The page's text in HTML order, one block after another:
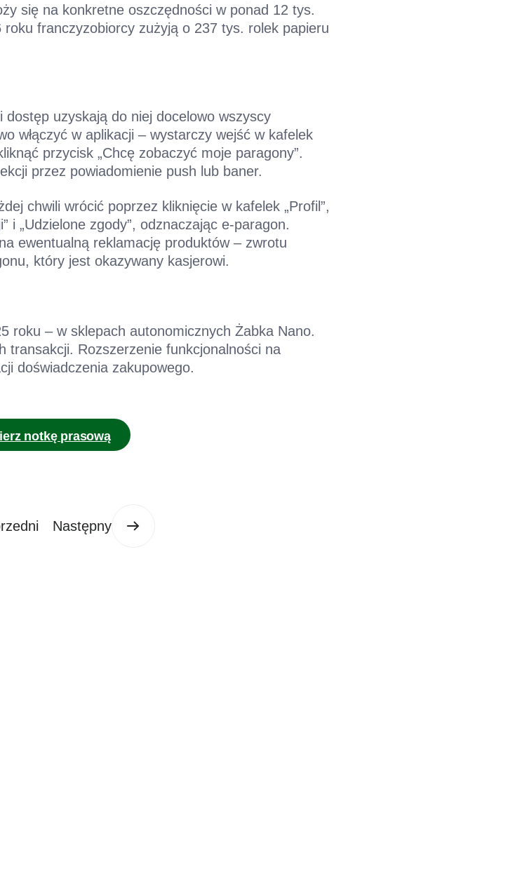
się na konkretne oszczędności w ponad 12 tys.
franczyzobiorcy zużyją o 237 tys. rolek papieru
uzyskają do niej docelowo wszyscy
włączyć w aplikacji – wystarczy wejść w kafelek
przycisk „Chcę zobaczyć moje paragony”.
przez powiadomienie push lub baner.
chwili wrócić poprzez kliknięcie w kafelek „Profil”,
i „Udzielone zgody”, odznaczając e-paragon.
ewentualną reklamację produktów – zwrotu
który jest okazywany kasjerowi.
roku – w sklepach autonomicznych Żabka Nano.
transakcji. Rozszerzenie funkcjonalności na
doświadczenia zakupowego.
notkę prasową
Następny